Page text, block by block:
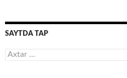
SAYTDA TAP
Axtarış: